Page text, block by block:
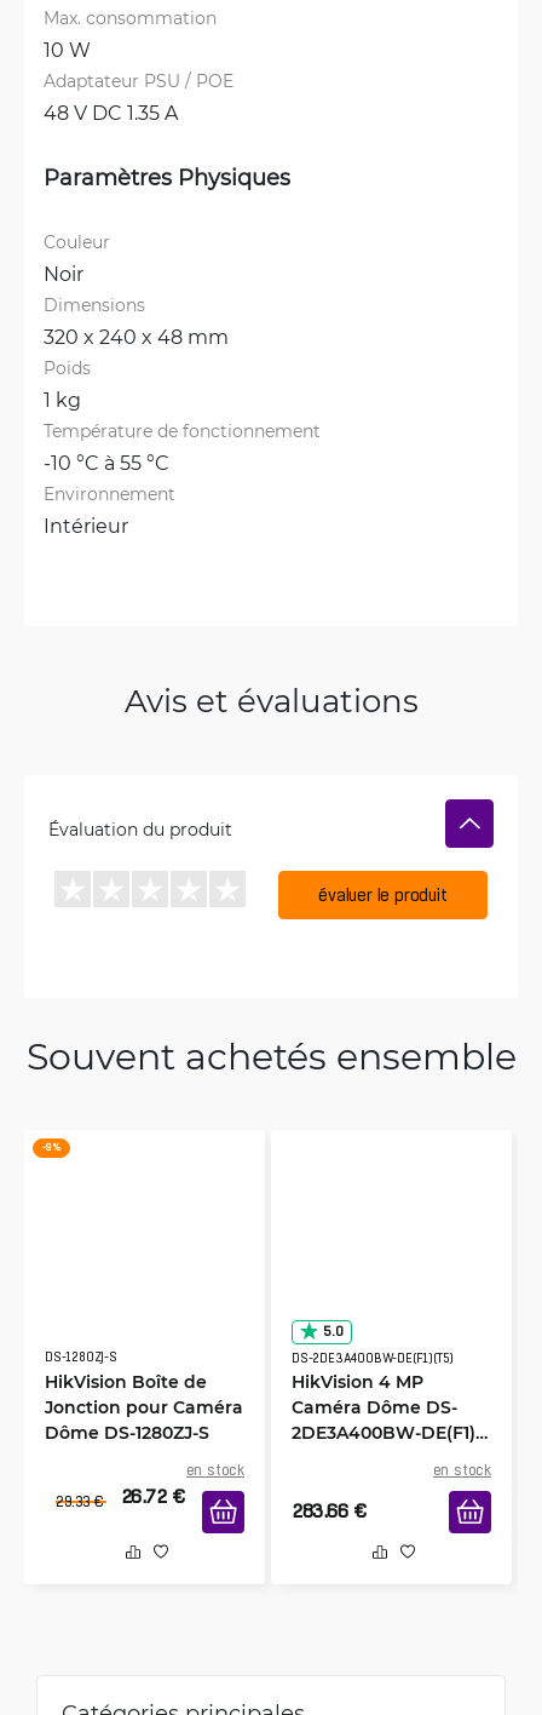
Max. consommation
10 W
Adaptateur PSU / POE
48 V DC 1.35 A
Paramètres Physiques
Couleur
Noir
Dimensions
320 x 240 x 48 mm
Poids
1 kg
Température de fonctionnement
-10 °C à 55 °C
Environnement
Intérieur
Avis et évaluations
Évaluation du produit
évaluer le produit
Souvent achetés ensemble
-9 %
DS-1280ZJ-S
HikVision Boîte de
Jonction pour Caméra
Dôme DS-1280ZJ-S
en stock
29.33 € 26.72 €
5.0
DS-2DE3A400BW-DE(F1)(T5)
HikVision 4 MP
Caméra Dôme DS-
2DE3A400BW-DE(F1)
en stock
283.66 €